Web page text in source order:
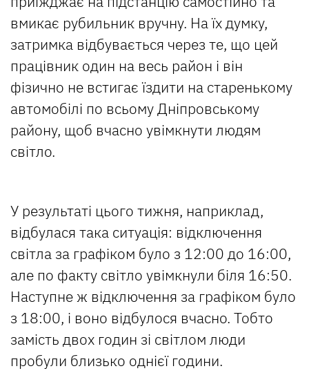
вмикає рубильник вручну. На їх думку,
затримка відбувається через те, що цей
працівник один на весь район і він
фізично не встигає їздити на старенькому
автомобілі по всьому Дніпровському
району, щоб вчасно увімкнути людям
світло.
У результаті цього тижня, наприклад,
відбулася така ситуація: відключення
світла за графіком було з 12:00 до 16:00,
але по факту світло увімкнули біля 16:50.
Наступне ж відключення за графіком було
з 18:00, і воно відбулося вчасно. Тобто
замість двох годин зі світлом люди
пробули близько однієї години.